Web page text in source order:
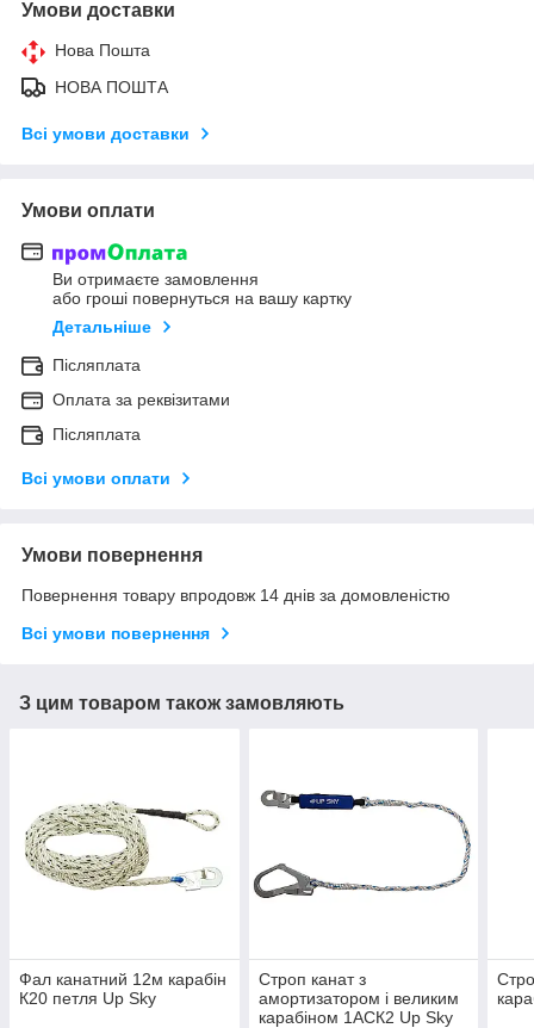
Умови доставки
Нова Пошта
НОВА ПОШТА
Всі умови доставки
Умови оплати
Ви отримаєте замовлення
або гроші повернуться на вашу картку
Детальніше
Післяплата
Оплата за реквізитами
Післяплата
Всі умови оплати
Умови повернення
Повернення товару впродовж 14 днів за домовленістю
Всі умови повернення
З цим товаром також замовляють
Фал канатний 12м карабін
К20 петля Up Sky
Строп канат з
амортизатором і великим
карабіном 1АСК2 Up Sky